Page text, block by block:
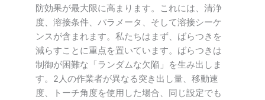
防効果が最大限に高まります。これには、清浄
度、溶接条件、パラメータ、そして溶接シーケ
ンスが含まれます。私たちはまず、ばらつきを
減らすことに重点を置いています。ばらつきは
制御が困難な「ランダムな欠陥」を生み出しま
す。2人の作業者が異なる突き出し量、移動速
度、トーチ角度を使用した場合、同じ設定でも